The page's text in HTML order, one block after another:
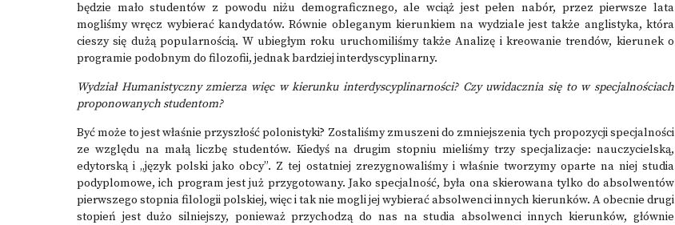
będzie mało studentów z powodu niżu demograficznego, ale wciąż jest pełen nabór, przez pierwsze lata
mogliśmy wręcz wybierać kandydatów. Równie obleganym kierunkiem na wydziale jest także anglistyka, która
cieszy się dużą popularnością. W ubiegłym roku uruchomiliśmy takżeAnalizę i kreowanie trendów, kierunek o
programie podobnym do filozofii, jednak bardziej interdyscyplinarny.
Wydział Humanistyczny zmierza więc w kierunku interdyscyplinarności? Czy uwidacznia się to w specjalnościach
proponowanych studentom?
Być może to jest właśnie przyszłość polonistyki? Zostaliśmy zmuszeni do zmniejszenia tych propozycji specjalności
ze względu na małą liczbę studentów. Kiedyś na drugim stopniu mieliśmy trzy specjalizacje: nauczycielską,
edytorską i „język polski jako obcy”. Z tej ostatniej zrezygnowaliśmy i właśnie tworzymy oparte na niej studia
podyplomowe, ich program jest już przygotowany. Jako specjalność, była ona skierowana tylko do absolwentów
pierwszego stopnia filologii polskiej, więc i tak nie mogli jej wybierać absolwenci innych kierunków. A obecnie drugi
stopień jest dużo silniejszy, ponieważ przychodzą do nas na studia absolwenci innych kierunków, głównie